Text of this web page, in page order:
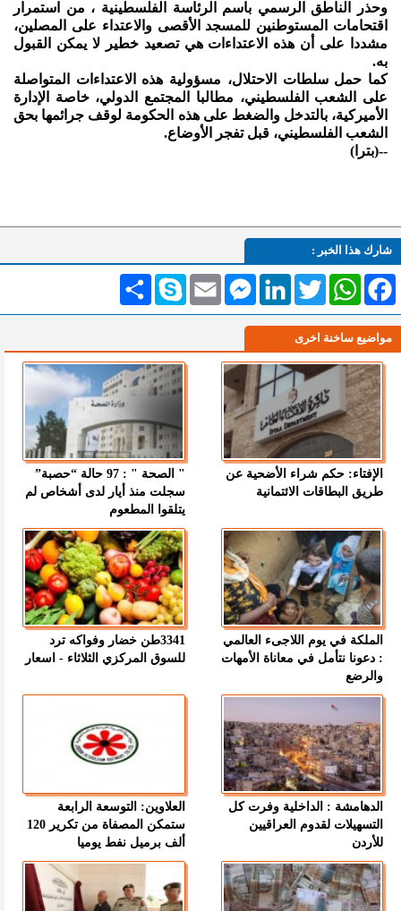
وحذر الناطق الرسمي باسم الرئاسة الفلسطينية ، من استمرار
اقتحامات المستوطنين للمسجد الأقصى والاعتداء على المصلين،
مشددا على أن هذه الاعتداءات هي تصعيد خطير لا يمكن القبول
به.
كما حمل سلطات الاحتلال، مسؤولية هذه الاعتداءات المتواصلة
على الشعب الفلسطيني، مطالبا المجتمع الدولي، خاصة الإدارة
الأميركية، بالتدخل والضغط على هذه الحكومة لوقف جرائمها بحق
الشعب الفلسطيني، قبل تفجر الأوضاع.
--(بترا)
شارك هذا الخبر :
انشر Skype Email
MessengerLinkedInTwitterWhatsAppFacebook
مواضيع ساخنة اخرى
الإفتاء: حكم شراء الأضحية عن
طريق البطاقات الائتمانية
" الصحة " : 97 حالة “حصبة”
سجلت منذ أيار لدى أشخاص لم
يتلقوا المطعوم
الملكة في يوم اللاجىء العالمي
: دعونا نتأمل في معاناة الأمهات
والرضع
3341طن خضار وفواكه ترد
للسوق المركزي الثلاثاء - اسعار
الدهامشة : الداخلية وفرت كل
التسهيلات لقدوم العراقيين
للأردن
العلاوين: التوسعة الرابعة
ستمكن المصفاة من تكرير 120
ألف برميل نفط يوميا